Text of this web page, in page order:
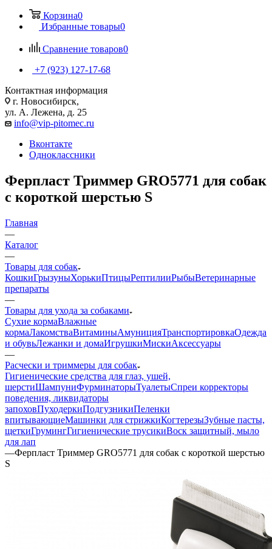
Корзина0
Избранные товары0
Сравнение товаров0
+7 (923) 127-17-68
Контактная информация
г. Новосибирск,
ул. А. Лежена, д. 25
info@vip-pitomec.ru
Вконтакте
Одноклассники
Ферпласт Триммер GRO5771 для собак
с короткой шерстью S
Главная
—
Каталог
—
Товары для собак
КошкиГрызуныХорькиПтицыРептилииРыбыВетеринарные
препараты
—
Товары для ухода за собаками
Сухие кормаВлажные
кормаЛакомстваВитаминыАмуницияТранспортировкаОдежда
и обувьЛежанки и домаИгрушкиМискиАксессуары
—
Расчески и триммеры для собак
Гигиенические средства для глаз, ушей,
шерстиШампуниФурминаторыТуалетыСпреи корректоры
поведения, ликвидаторы
запоховПуходеркиПодгузникиПеленки
впитывающиеМашинки для стрижкиКогтерезыЗубные пасты,
щеткиГрумингГигиенические трусикиВоск защитный, мыло
для лап
—Ферпласт Триммер GRO5771 для собак с короткой шерстью
S